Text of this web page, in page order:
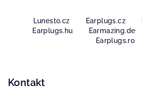
Lunesto.cz Earplugs.cz
Earplugs.hu
Earmazing.de
Earplugs.ro
Kontakt